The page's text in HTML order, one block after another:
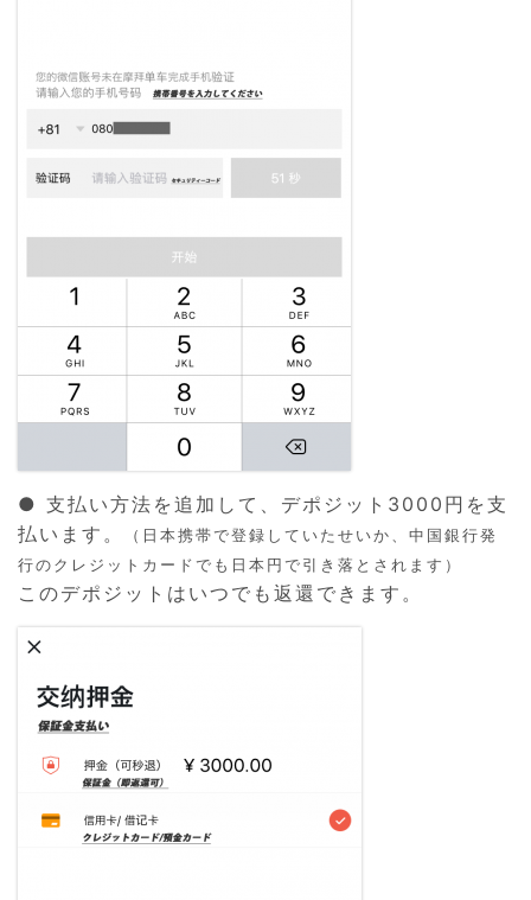
● 支払い方法を追加して、デポジット3000円を支
払います。
（日本携帯で登録していたせいか、中国銀行発
行のクレジットカードでも日本円で引き落とされます）
このデポジットはいつでも返還できます。